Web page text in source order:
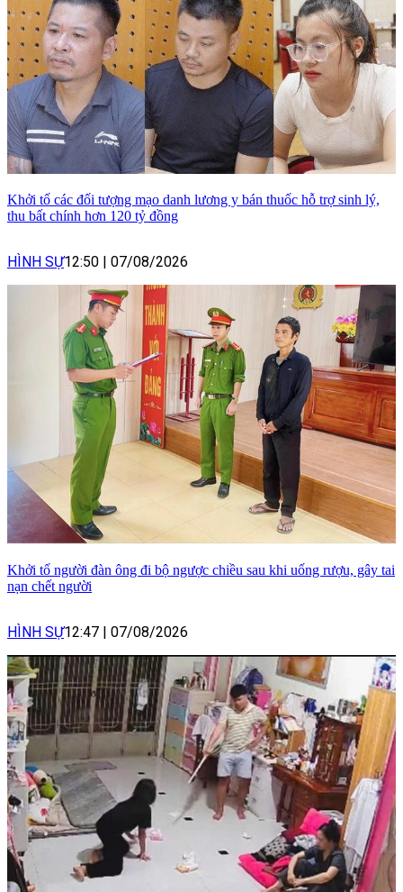
Khởi tố các đối tượng mạo danh lương y bán thuốc hỗ trợ sinh lý,
thu bất chính hơn 120 tỷ đồng
HÌNH SỰ12:50 07/08/2026
Khởi tố người đàn ông đi bộ ngược chiều sau khi uống rượu, gây tai
nạn chết người
HÌNH SỰ12:47 07/08/2026